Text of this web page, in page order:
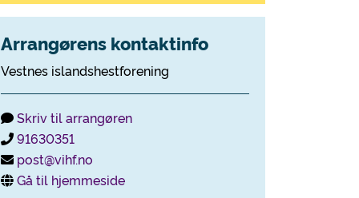
Arrangørens kontaktinfo
Vestnes islandshestforening
Skriv til arrangøren
91630351
post@vihf.no
Gå til hjemmeside